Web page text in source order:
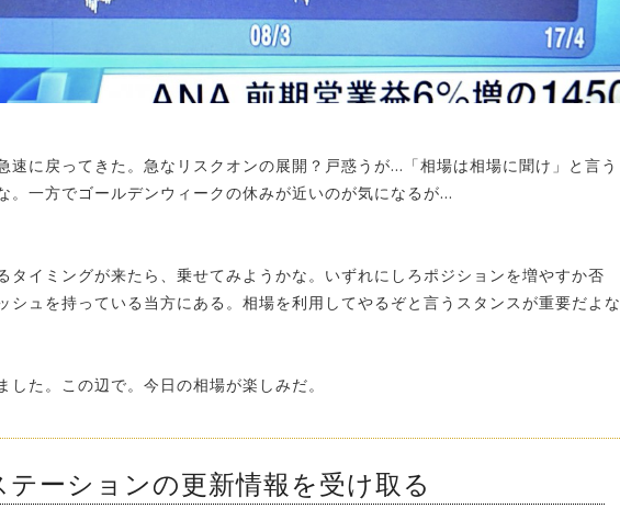
速に戻ってきた。急なリスクオンの展開？戸惑うが…「相場は相場に聞け」と言う
。一方でゴールデンウィークの休みが近いのが気になるが…
タイミングが来たら、乗せてみようかな。いずれにしろポジションを増やすか否
シュを持っている当方にある。相場を利用してやるぞと言うスタンスが重要だよな
した。この辺で。今日の相場が楽しみだ。
テーションの更新情報を受け取る